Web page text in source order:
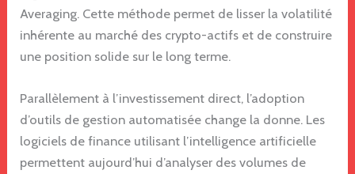
Averaging. Cette méthode permet de lisser la volatilité
inhérente au marché des crypto-actifs et de construire
une position solide sur le long terme.
Parallèlement à l’investissement direct, l’adoption
d’outils de gestion automatisée change la donne. Les
logiciels de finance utilisant l’intelligence artificielle
permettent aujourd’hui d’analyser des volumes de